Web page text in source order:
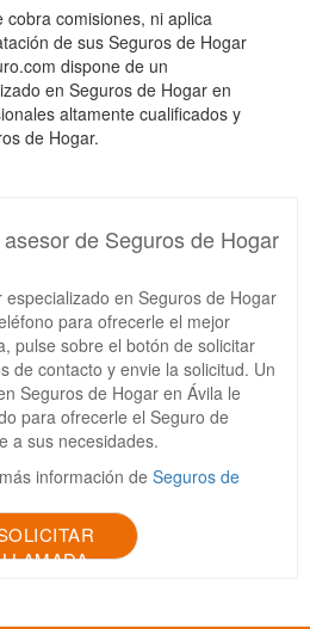
comisiones, ni aplica
de sus Seguros de Hogar
dispone de un
en Seguros de Hogar en
altamente cualificados y
de Hogar.
de Seguros de Hogar
en Seguros de Hogar
para ofrecerle el mejor
pulse sobre el botón de solicitar
de contacto y envie la solicitud. Un
Seguros de Hogar en Ávila le
para ofrecerle el Seguro de
a sus necesidades.
información de Seguros de
LLAMADA